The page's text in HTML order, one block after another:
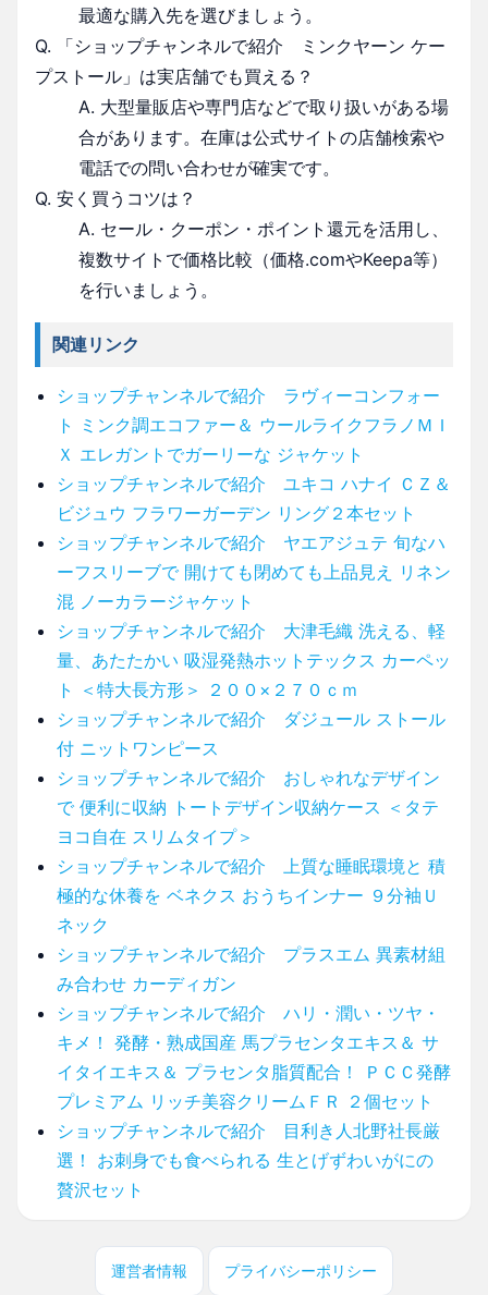
最適な購入先を選びましょう。
Q. 「ショップチャンネルで紹介 ミンクヤーン ケー
プストール」は実店舗でも買える？
A. 大型量販店や専門店などで取り扱いがある場
合があります。在庫は公式サイトの店舗検索や
電話での問い合わせが確実です。
Q. 安く買うコツは？
A. セール・クーポン・ポイント還元を活用し、
複数サイトで価格比較（価格.comやKeepa等）
を行いましょう。
関連リンク
ショップチャンネルで紹介 ラヴィーコンフォー
ト ミンク調エコファー＆ ウールライクフラノＭＩ
Ｘ エレガントでガーリーな ジャケット
ショップチャンネルで紹介 ユキコ ハナイ ＣＺ＆
ビジュウ フラワーガーデン リング２本セット
ショップチャンネルで紹介 ヤエアジュテ 旬なハ
ーフスリーブで 開けても閉めても上品見え リネン
混 ノーカラージャケット
ショップチャンネルで紹介 大津毛織 洗える、軽
量、あたたかい 吸湿発熱ホットテックス カーペッ
ト ＜特大長方形＞ ２００×２７０ｃｍ
ショップチャンネルで紹介 ダジュール ストール
付 ニットワンピース
ショップチャンネルで紹介 おしゃれなデザイン
で 便利に収納 トートデザイン収納ケース ＜タテ
ヨコ自在 スリムタイプ＞
ショップチャンネルで紹介 上質な睡眠環境と 積
極的な休養を ベネクス おうちインナー ９分袖Ｕ
ネック
ショップチャンネルで紹介 プラスエム 異素材組
み合わせ カーディガン
ショップチャンネルで紹介 ハリ・潤い・ツヤ・
キメ！ 発酵・熟成国産 馬プラセンタエキス＆ サ
イタイエキス＆ プラセンタ脂質配合！ ＰＣＣ発酵
プレミアム リッチ美容クリームＦＲ ２個セット
ショップチャンネルで紹介 目利き人北野社長厳
選！ お刺身でも食べられる 生とげずわいがにの
贅沢セット
運営者情報 プライバシーポリシー